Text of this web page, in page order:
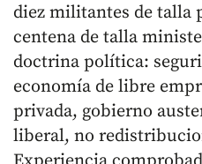
diez militantes de talla
centena de talla
doctrina política:
economía de libre
privada, gobierno
liberal, no